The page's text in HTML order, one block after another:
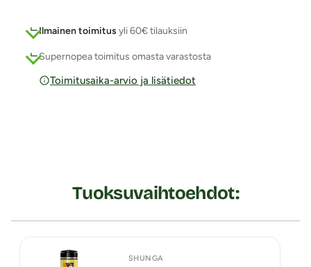
Ilmainen toimitus yli 60€ tilauksiin
Supernopea toimitus omasta varastosta
Toimitusaika-arvio ja lisätiedot
Tuoksuvaihtoehdot:
SHUNGA